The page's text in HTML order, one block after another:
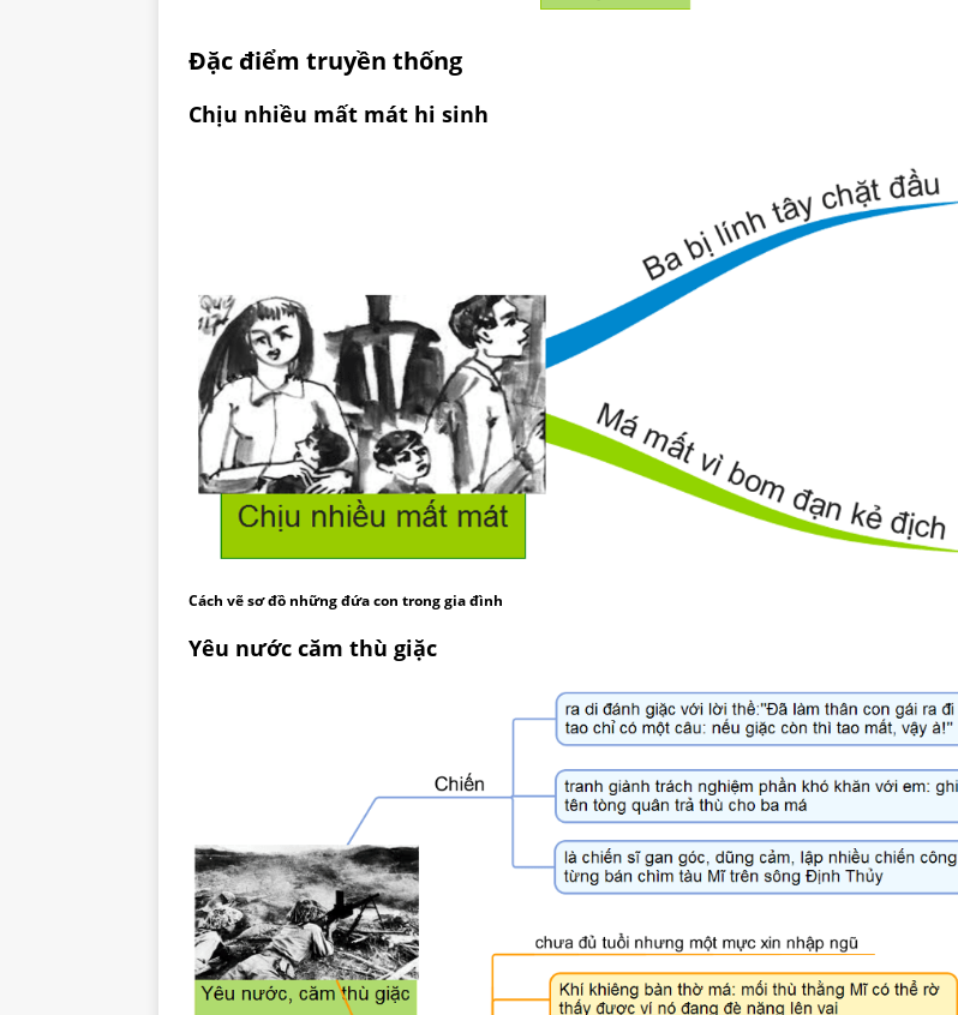
Đặc điểm truyền thống
Chịu nhiều mất mát hi sinh
Cách vẽ sơ đồ những đứa con trong gia đình
Yêu nước căm thù giặc